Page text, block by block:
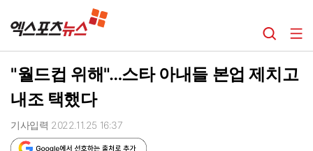
"월드컵 위해"…스타 아내들 본업 제치고
내조 택했다
기사입력 2022.11.25 16:37